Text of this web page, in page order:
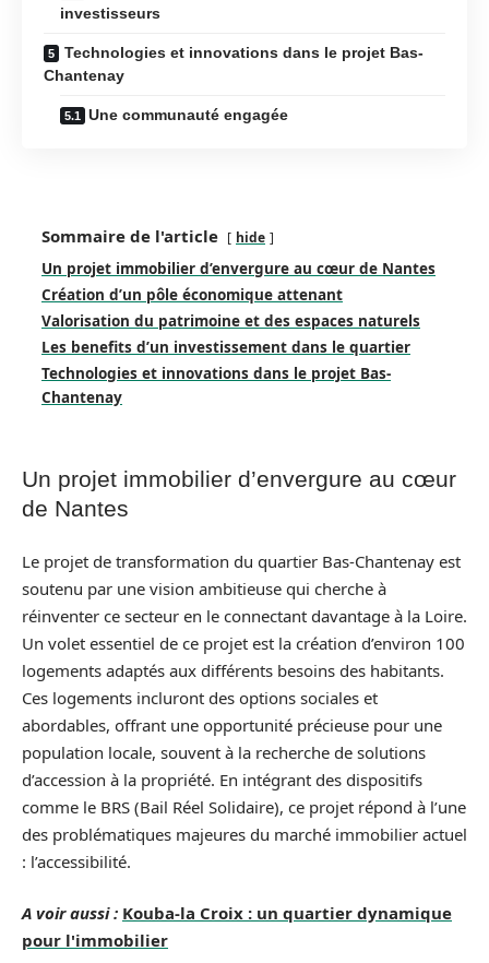
investisseurs
Technologies et innovations dans le projet Bas-
Chantenay
Une communauté engagée
Sommaire de l'article hide
Un projet immobilier d’envergure au cœur de Nantes
Création d’un pôle économique attenant
Valorisation du patrimoine et des espaces naturels
Les benefits d’un investissement dans le quartier
Technologies et innovations dans le projet Bas-
Chantenay
Un projet immobilier d’envergure au cœur
de Nantes
Le projet de transformation du quartier Bas-Chantenay est
soutenu par une vision ambitieuse qui cherche à
réinventer ce secteur en le connectant davantage à la Loire.
Un volet essentiel de ce projet est la création d’environ 100
logements adaptés aux différents besoins des habitants.
Ces logements incluront des options sociales et
abordables, offrant une opportunité précieuse pour une
population locale, souvent à la recherche de solutions
d’accession à la propriété. En intégrant des dispositifs
comme le BRS (Bail Réel Solidaire), ce projet répond à l’une
des problématiques majeures du marché immobilier actuel
: l’accessibilité.
A voir aussi : Kouba-la Croix : un quartier dynamique
pour l'immobilier